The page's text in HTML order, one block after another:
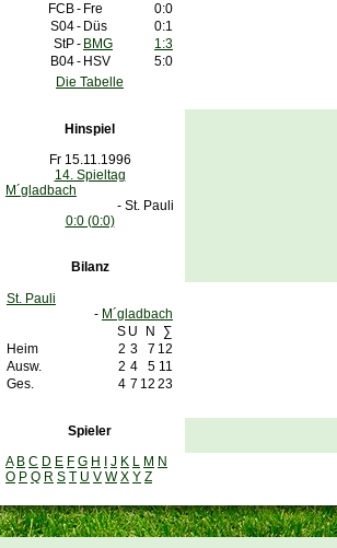
FCB- Fre
0:0
S04- Düs
0:1
StP- BMG
1:3
B04- HSV
5:0
Die Tabelle
Hinspiel
Fr 15.11.1996
14. Spieltag
M´gladbach
- St. Pauli
0:0 (0:0)
Bilanz
St. Pauli
- M´gladbach
S U N
∑
Heim
2 3 7 12
Ausw.
2 4 5 11
Ges.
4 7 12 23
Spieler
A B C D E F G H J K L M N
O P Q R S T U V W X Y Z